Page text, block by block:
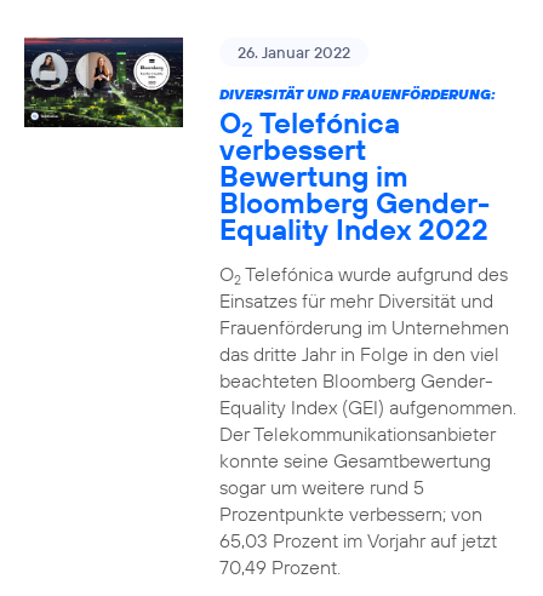
26. Januar 2022
DIVERSITÄT UND FRAUENFÖRDERUNG:
O2 Telefónica
verbessert
Bewertung im
Bloomberg Gender-
Equality Index 2022
O2Telefónica wurde aufgrund des
Einsatzes für mehr Diversität und
Frauenförderung im Unternehmen
das dritte Jahr in Folge in den viel
beachteten Bloomberg Gender-
Equality Index (GEI) aufgenommen.
Der Telekommunikationsanbieter
konnte seine Gesamtbewertung
sogar um weitere rund 5
Prozentpunkte verbessern; von
65,03 Prozent im Vorjahr auf jetzt
70,49 Prozent.